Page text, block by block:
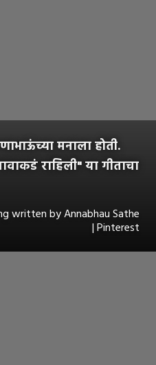
मनाला होती.
राहिली" या गीताचा
written by Annabhau Sathe
| Pinterest